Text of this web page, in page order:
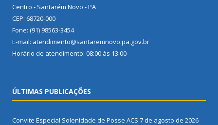
Centro - Santarém Novo - PA
CEP: 68720-000
Fone: (91) 98563-3454
E-mail: atendimento@santaremnovo.pa.gov.br
Horário de atendimento: 08:00 às 13:00
ÚLTIMAS PUBLICAÇÕES
Convite Especial Solenidade de Posse ACS 7 de agosto de 2026